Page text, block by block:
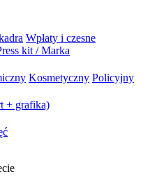
Wpłaty i czesne
kit / Marka
Kosmetyczny Policyjny
+ grafika)